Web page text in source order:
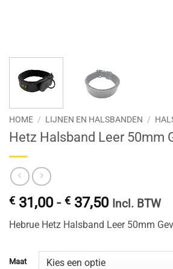
HOME / LIJNEN EN HALSBANDEN /
Hetz Halsband Leer 50mm
€ 31,00 - € 37,50Prijsklasse:
€ 31,00
tot
Incl. BTW
Hebrue Hetz Halsband Leer 50mm
Maat